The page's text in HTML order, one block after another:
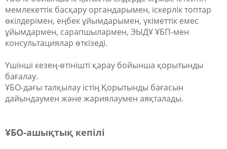
мемлекеттік басқару органдарымен, іскерлік топтар
өкілдерімен, еңбек ұйымдарымен, үкіметтік емес
ұйымдармен, сарапшылармен, ЭЫДҰ ҰБП-мен
консультациялар өткізеді.
Үшінші кезең-өтінішті қарау бойынша қорытынды
бағалау.
ҰБО-дағы талқылау істің Қорытынды бағасын
дайындаумен және жариялаумен аяқталады.
ҰБО-ашықтық кепілі